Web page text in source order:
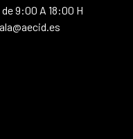
9:00 A 18:00 H